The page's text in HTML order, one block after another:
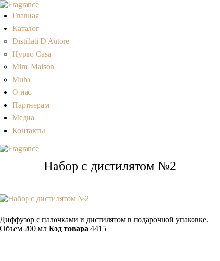
Главная
Каталог
Distillati D'Autore
Hypno Casa
Mimi Maison
Muha
О нас
Партнерам
Медиа
Контакты
Набор с дистилятом №2
Диффузор с палочками и дистилятом в подарочной упаковке.
Объем 200 мл Код товара 4415